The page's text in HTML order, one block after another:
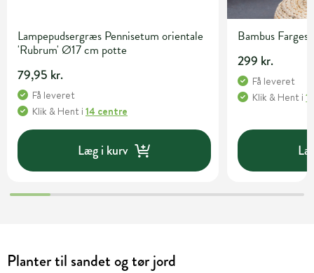
Lampepudsergræs Pennisetum orientale
'Rubrum' Ø17 cm potte
79,95 kr.
Få leveret
Klik & Hent i 14 centre
Læg i kurv
Bambus
299 kr.
Få leveret
Klik & Hent i
Planter til sandet og tør jord